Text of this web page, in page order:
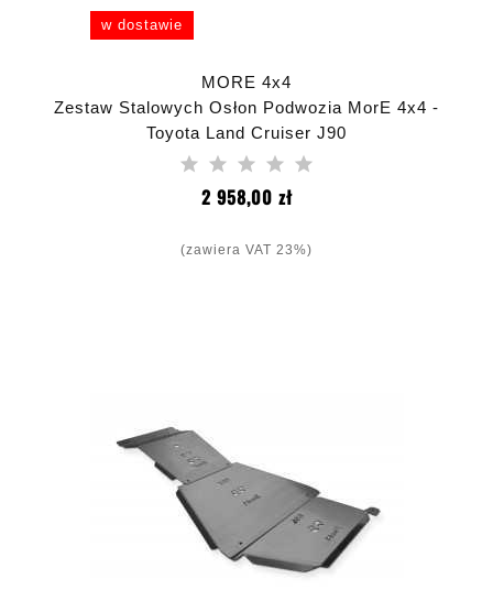
w dostawie
MORE 4x4
Zestaw Stalowych Osłon Podwozia MorE 4x4 -
Toyota Land Cruiser J90
2 958,00 złCena
(zawiera VAT 23%)